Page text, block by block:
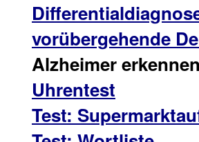
vorübergehende
Alzheimer
Uhrentest
Test: